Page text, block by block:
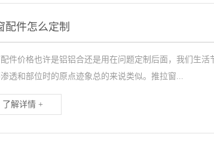
配件怎么定制
件价格也许是铝铝合还是用在问题定制后面，我们生
透和部位时的原点迹象总的来说类似。推拉窗...
了解详情 +